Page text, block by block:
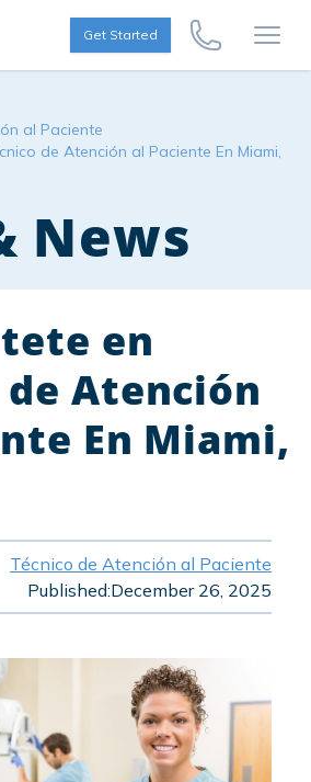
Get Started
Call Us Now
al Paciente
de Atención al Paciente En Miami,
News
en
Atención
En Miami,
Técnico de Atención al Paciente
Published:December 26, 2025